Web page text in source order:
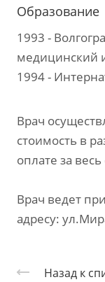
Образование
1993 -
медицинский
1994 -
Врач
стоимость в
оплате за
Врач ведет
адресу:
Назад к